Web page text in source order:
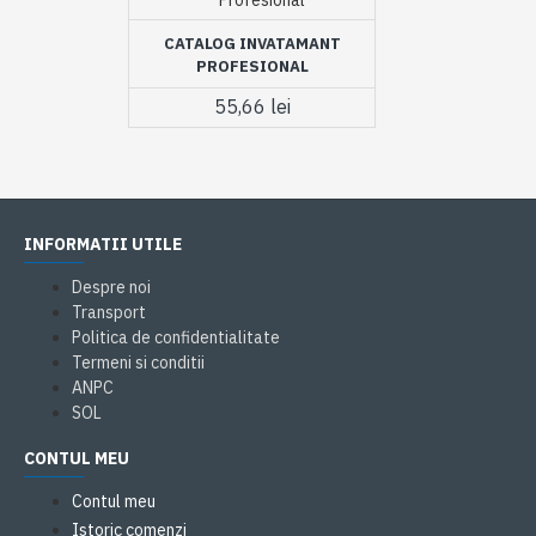
CATALOG INVATAMANT
PROFESIONAL
55,66 lei
INFORMATII UTILE
Despre noi
Transport
Politica de confidentialitate
Termeni si conditii
ANPC
SOL
CONTUL MEU
Contul meu
Istoric comenzi